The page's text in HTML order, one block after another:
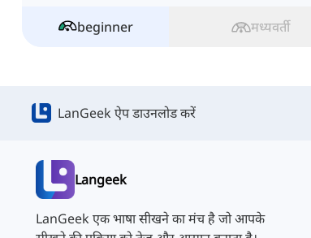
beginner मध्यवर्ती
LanGeek ऐप डाउनलोड करें
Langeek
LanGeek एक भाषा सीखने का मंच है जो आपके